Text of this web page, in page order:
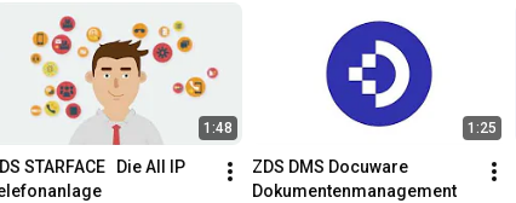
1:48
STARFACE   Die All IP
1:25
ZDS DMS Docuware
Dokumentenmanagement